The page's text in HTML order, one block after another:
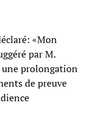
«Mon
par M.
une prolongation
de preuve